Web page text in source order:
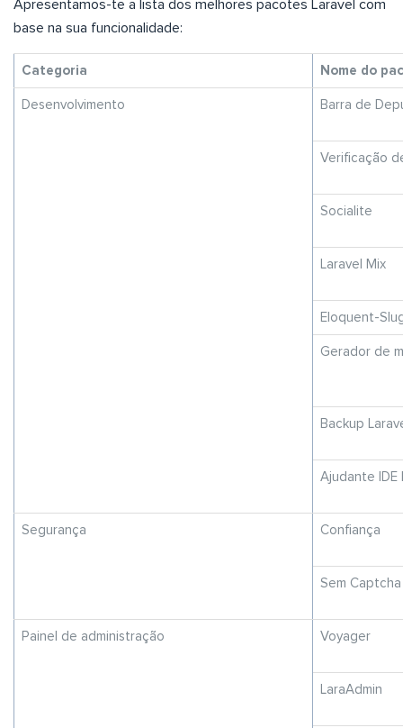
Apresentamos-te a lista dos melhores pacotes Laravel com
base na sua funcionalidade:
Categoria Nome do
Desenvolvimento Barra de
Verificação
Socialite
Laravel Mix
Eloquent-
Gerador de
Backup
Ajudante IDE
Segurança Confiança
Sem Captcha
Painel de administração Voyager
LaraAdmin